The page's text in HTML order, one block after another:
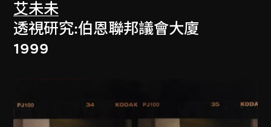
艾未未
透視研究:伯恩聯邦議會大廈
1999